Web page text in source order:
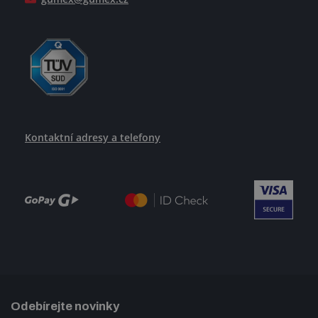
Kontaktní adresy a telefony
Odebírejte novinky